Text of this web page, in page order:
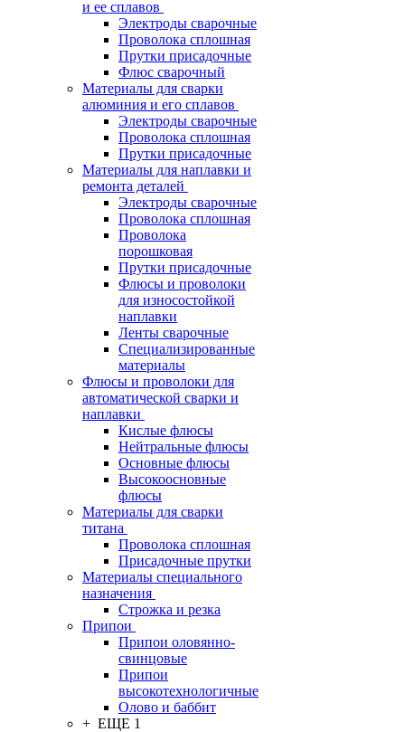
и ее сплавов
Электроды сварочные
Проволока сплошная
Прутки присадочные
Флюс сварочный
Материалы для сварки
алюминия и его сплавов
Электроды сварочные
Проволока сплошная
Прутки присадочные
Материалы для наплавки и
ремонта деталей
Электроды сварочные
Проволока сплошная
Проволока
порошковая
Прутки присадочные
Флюсы и проволоки
для износостойкой
наплавки
Ленты сварочные
Специализированные
материалы
Флюсы и проволоки для
автоматической сварки и
наплавки
Кислые флюсы
Нейтральные флюсы
Основные флюсы
Высокоосновные
флюсы
Материалы для сварки
титана
Проволока сплошная
Присадочные прутки
Материалы специального
назначения
Строжка и резка
Припои
Припои оловянно-
свинцовые
Припои
высокотехнологичные
Олово и баббит
+ ЕЩЕ 1